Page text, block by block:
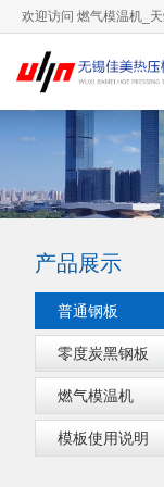
欢迎访问 燃气模温机_
方网站！
服务热线：
产品展示
普通钢板
零度炭黑钢板
燃气模温机
模板使用说明